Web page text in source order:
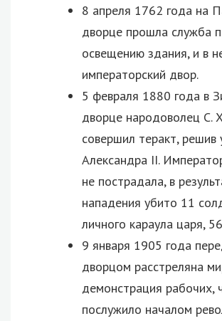
8 апреля 1762 года на
дворце прошла служба
освещению здания, и в
императорский двор.
5 февраля 1880 года в
дворце народоволец С.
совершил теракт, решив
Александра II.
не пострадала, в
нападения убито 11
личного караула царя,
9 января 1905 года
дворцом расстреляна
демонстрация рабочих,
послужило началом